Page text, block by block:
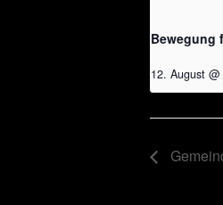
Bewegung
12. August